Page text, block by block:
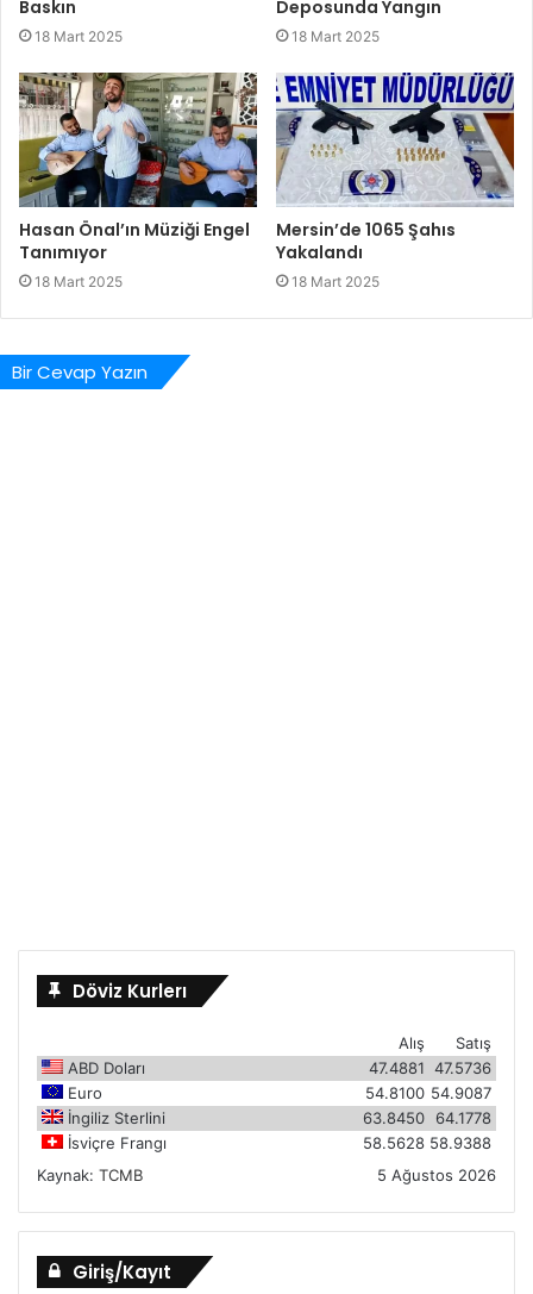
Baskın
18 Mart 2025
Deposunda Yangın
18 Mart 2025
Hasan Önal’ın Müziği Engel
Tanımıyor
18 Mart 2025
Mersin’de 1065 Şahıs
Yakalandı
18 Mart 2025
Bir Cevap Yazın
Döviz Kurlerı
Satış
Alış
ABD Doları
47.5736
47.4881
Euro
54.9087
54.8100
İngiliz Sterlini
64.1778
63.8450
İsviçre Frangı
58.9388
58.5628
Kaynak: TCMB 5 Ağustos 2026
Giriş/Kayıt